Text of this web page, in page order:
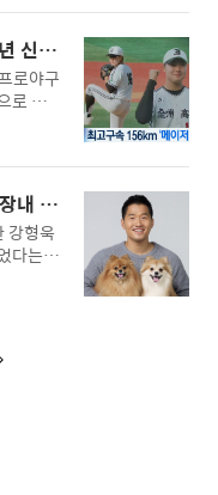
원들
수당
퍼니
정입
불리
사이
개 동,
목표
제외
이트
점이
, 대
신인
로야구
로 보
주고
한화
고
에서
년 투
월 156
등학
/ 3
내 괴
강형욱
다는
남
고
훈련